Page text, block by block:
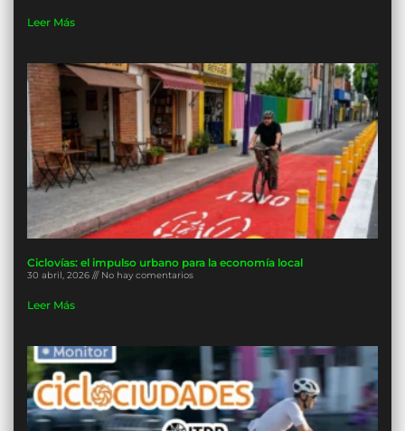
Leer Más
Ciclovías: el impulso urbano para la economía local
30 abril, 2026 No hay comentarios
Leer Más